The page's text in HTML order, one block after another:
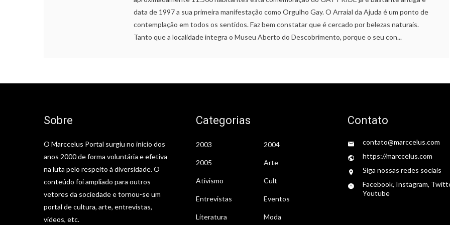
data de 1997 a sua primeira manifestação como Orgulho Gay. O Arraial da Ajuda é um ponto de
contemplação em todos os sentidos. Faz bem constatar que é cercado por belezas naturais.
Tanto que a localidade integra o Museu Aberto do Descobrimento, porque o seu con...
Sobre
O Marccelus Portal surgiu no início dos
anos 2000 de forma voluntária e efetiva
na luta pelo respeito à diversidade. O
conteúdo foi ampliado para outros
vetores da sociedade e tornou-se um
portal de cultura, arte, entrevistas,
vídeos, etc.
Categorias
2003 2004
2005 Arte
Ativismo Cult
Entrevistas Eventos
Literatura Moda
Contato
contato@marccelus.com
https://marccelus.com
Siga nossas redes sociais
Facebook, Instagram,
Youtube